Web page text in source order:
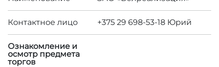
Контактное лицо +375 29 698-53-18 Юрий
Ознакомление и
осмотр предмета
торгов